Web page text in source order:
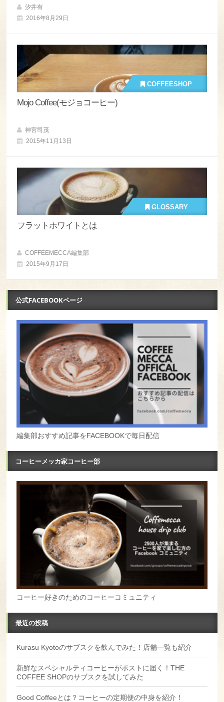
汐井有
2016年8月29日
COFFEESHOP
Mojo Coffee(モジョコーヒー)
神宮司茂
2015年11月13日
GLOSSARY
フラットホワイトとは
COFFEEMECCA編集部
2015年9月17日
公式FACEBOOKページ
編集部おすすめ記事をFACEBOOKで毎日配信
コーヒーメッカ家コーヒー部
コーヒー好きのためのコーヒーコミュニティ
最近の投稿
Kurasu Kyotoのサブスクを飲んでみた！店舗一覧も紹介
新鮮なスペシャルティコーヒーがポストに届く！THE
COFFEE SHOPのサブスクを試してみた
Good Coffeeとは？コーヒーの定期便の中身を紹介！